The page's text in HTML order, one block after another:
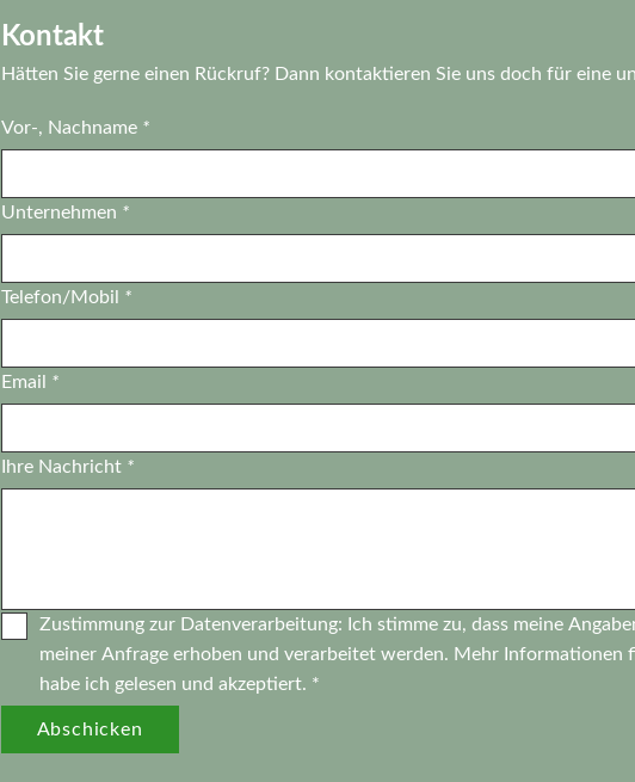
Kontakt
Hätten Sie gerne einen Rückruf? Dann kontaktieren Sie uns doch für eine
Vor-, Nachname *
Unternehmen *
Telefon/Mobil *
Email *
Ihre Nachricht *
Zustimmung zur Datenverarbeitung: Ich stimme zu, dass meine
meiner Anfrage erhoben und verarbeitet werden. Mehr Informationen
habe ich gelesen und akzeptiert. *
Abschicken